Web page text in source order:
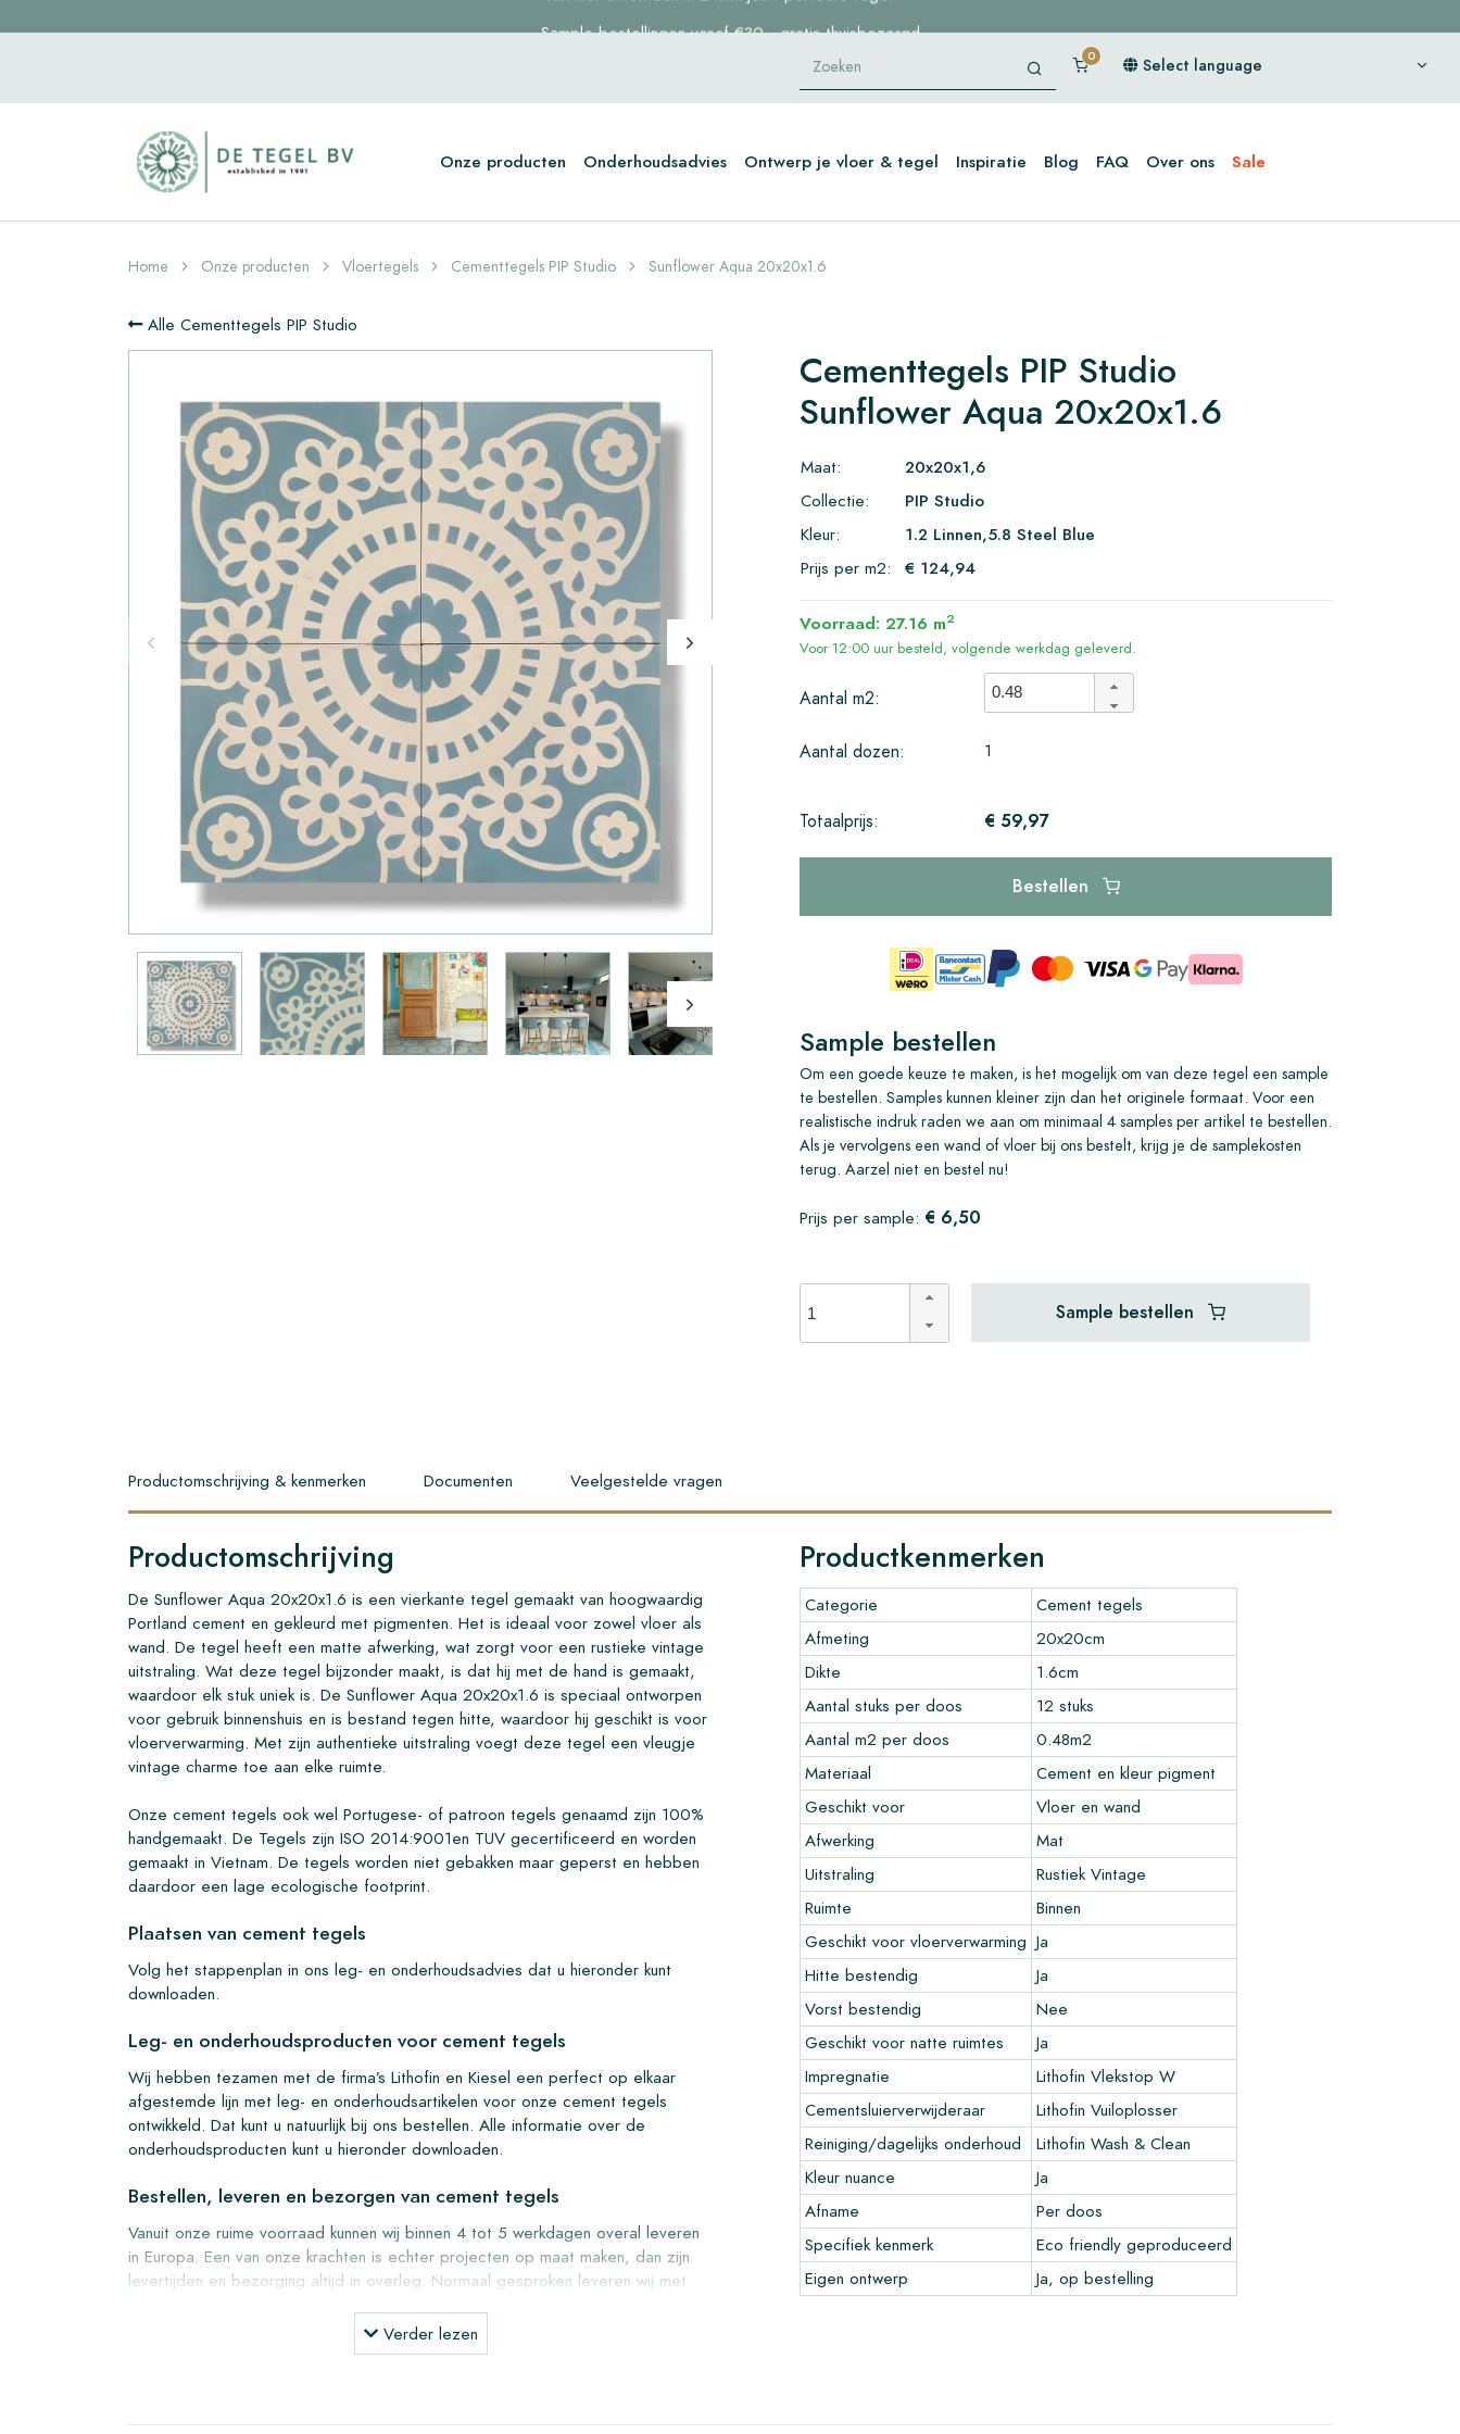
Klik hier en ontdek in 2 min. jouw perfecte tegel →
Voorraaditems binnen 2 werkdagen geleverd in NL en BE Select language
Onze producten Onderhoudsadvies Ontwerp je vloer & tegel Inspiratie Blog FAQ Over ons Sale
Home Onze producten Vloertegels Cementtegels PIP Studio Sunflower Aqua 20x20x1.6
Alle Cementtegels PIP Studio
Cementtegels PIP Studio
Sunflower Aqua 20x20x1.6
Maat:
20x20x1,6
Collectie:
PIP Studio
Kleur:
1.2 Linnen,5.8 Steel Blue
Prijs per m2:
€ 124,94
Voorraad: 27.16 m2
Voor 12:00 uur besteld, volgende werkdag geleverd.
Aantal m2:
Aantal dozen: 1
Totaalprijs: € 59,97
Bestellen
Sample bestellen
Om een goede keuze te maken, is het mogelijk om van deze tegel een sample
te bestellen. Samples kunnen kleiner zijn dan het originele formaat. Voor een
realistische indruk raden we aan om minimaal 4 samples per artikel te bestellen.
Als je vervolgens een wand of vloer bij ons bestelt, krijg je de samplekosten
terug. Aarzel niet en bestel nu!
Prijs per sample: € 6,50
Sample bestellen
Productomschrijving & kenmerken Documenten Veelgestelde vragen
Productomschrijving
De Sunflower Aqua 20x20x1.6 is een vierkante tegel gemaakt van hoogwaardig
Portland cement en gekleurd met pigmenten. Het is ideaal voor zowel vloer als
wand. De tegel heeft een matte afwerking, wat zorgt voor een rustieke vintage
uitstraling. Wat deze tegel bijzonder maakt, is dat hij met de hand is gemaakt,
waardoor elk stuk uniek is. De Sunflower Aqua 20x20x1.6 is speciaal ontworpen
voor gebruik binnenshuis en is bestand tegen hitte, waardoor hij geschikt is voor
vloerverwarming. Met zijn authentieke uitstraling voegt deze tegel een vleugje
vintage charme toe aan elke ruimte.
Onze cement tegels ook wel Portugese- of patroon tegels genaamd zijn 100%
handgemaakt. De Tegels zijn ISO 2014:9001en TUV gecertificeerd en worden
gemaakt in Vietnam. De tegels worden niet gebakken maar geperst en hebben
daardoor een lage ecologische footprint.
Plaatsen van cement tegels
Volg het stappenplan in ons leg- en onderhoudsadvies dat u hieronder kunt
downloaden.
Leg- en onderhoudsproducten voor cement tegels
Wij hebben tezamen met de firma’s Lithofin en Kiesel een perfect op elkaar
afgestemde lijn met leg- en onderhoudsartikelen voor onze cement tegels
ontwikkeld. Dat kunt u natuurlijk bij ons bestellen. Alle informatie over de
onderhoudsproducten kunt u hieronder downloaden.
Bestellen, leveren en bezorgen van cement tegels
Vanuit onze ruime voorraad kunnen wij binnen 4 tot 5 werkdagen overal leveren
in Europa. Een van onze krachten is echter projecten op maat maken, dan zijn
levertijden en bezorging altijd in overleg. Normaal gesproken leveren wij met
Alkmaar. Retourneren van tegels is altijd in volle onbeschadigde dozen en op
Verder lezen
Productkenmerken
Categorie
Cement tegels
Afmeting
20x20cm
Dikte
1.6cm
Aantal stuks per doos
12 stuks
Aantal m2 per doos
0.48m2
Materiaal
Cement en kleur pigment
Geschikt voor
Vloer en wand
Afwerking
Mat
Uitstraling
Rustiek Vintage
Ruimte
Binnen
Geschikt voor vloerverwarming Ja
Hitte bestendig
Ja
Vorst bestendig
Nee
Geschikt voor natte ruimtes
Ja
Impregnatie
Lithofin Vlekstop W
Cementsluierverwijderaar
Lithofin Vuiloplosser
Reiniging/dagelijks onderhoud
Lithofin Wash & Clean
Kleur nuance
Ja
Afname
Per doos
Specifiek kenmerk
Eco friendly geproduceerd
Eigen ontwerp
Ja, op bestelling